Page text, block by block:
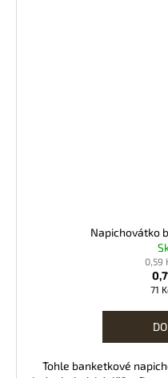
Napichovátko
0,59
71
Tohle banketkové